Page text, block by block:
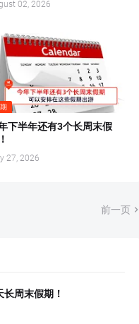
02, 2026
下半年还有3个长周末假
27, 2026
前一页
周末假期！